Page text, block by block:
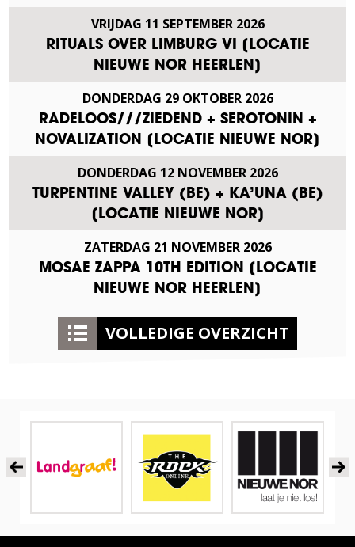
VRIJDAG 11 SEPTEMBER 2026
RITUALS OVER LIMBURG VI [LOCATIE
NIEUWE NOR HEERLEN]
DONDERDAG 29 OKTOBER 2026
RADELOOS///ZIEDEND + SEROTONIN +
NOVALIZATION [LOCATIE NIEUWE NOR]
DONDERDAG 12 NOVEMBER 2026
TURPENTINE VALLEY (BE) + KA’UNA (BE)
[LOCATIE NIEUWE NOR]
ZATERDAG 21 NOVEMBER 2026
MOSAE ZAPPA 10TH EDITION [LOCATIE
NIEUWE NOR HEERLEN]
VOLLEDIGE OVERZICHT